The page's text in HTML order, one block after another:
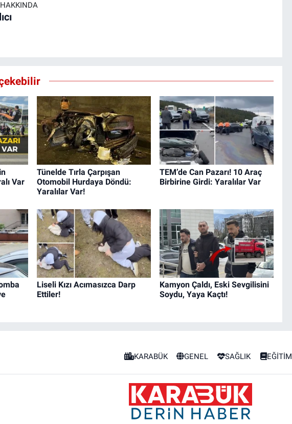
Var
Tünelde Tırla Çarpışan
Otomobil Hurdaya Döndü:
Yaralılar Var!
TEM’de Can Pazarı! 10 Araç
Birbirine Girdi: Yaralılar Var
Liseli Kızı Acımasızca Darp
Ettiler!
Kamyon Çaldı, Eski Sevgilisini
Soydu, Yaya Kaçtı!
KARABÜK GENEL SAĞLIK EĞİTİM